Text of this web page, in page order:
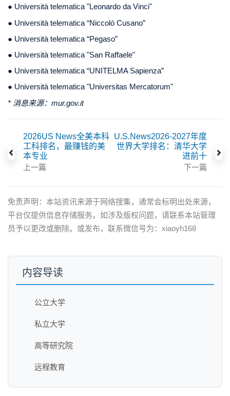
● Università telematica "Leonardo da Vinci"
● Università telematica “Niccolò Cusano”
● Università telematica “Pegaso”
● Università telematica "San Raffaele"
● Università telematica “UNITELMA Sapienza”
● Università telematica "Universitas Mercatorum"
* 消息来源：mur.gov.it
2026US News全美本科
工科排名，最赚钱的美
本专业
上一篇
U.S.News2026-2027年度
世界大学排名：清华大学
进前十
下一篇
免责声明：本站资讯来源于网络搜集，通常会标明出处来源，
平台仅提供信息存储服务。如涉及版权问题，请联系本站管理
员予以更改或删除。或发布，联系微信号为：xiaoyh168
内容导读
公立大学
私立大学
高等研究院
远程教育